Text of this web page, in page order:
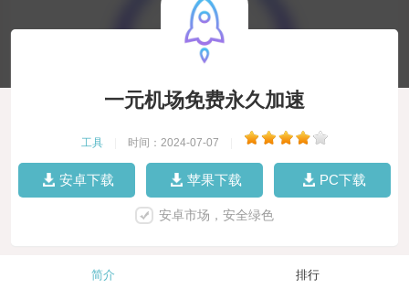
一元机场免费永久加速
工具 时间：2024-07-07
安卓下载 苹果下载 PC下载
安卓市场，安全绿色
简介 排行